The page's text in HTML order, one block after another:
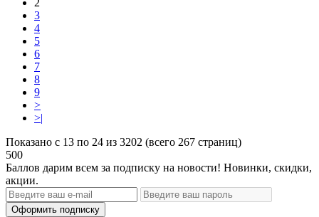
2
3
4
5
6
7
8
9
>
>|
Показано с 13 по 24 из 3202 (всего 267 страниц)
500
Баллов дарим всем за подписку на новости! Новинки, скидки,
акции.
Оформить подписку